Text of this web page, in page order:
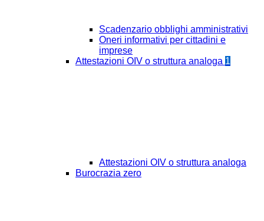
Scadenzario obblighi amministrativi
Oneri informativi per cittadini e
imprese
Attestazioni OIV o struttura analoga 1
Attestazioni OIV o struttura analoga
Burocrazia zero